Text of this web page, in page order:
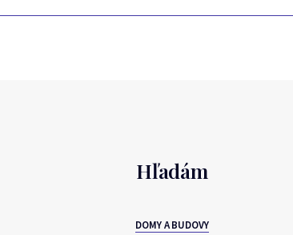
Hľadám
DOMY A BUDOVY